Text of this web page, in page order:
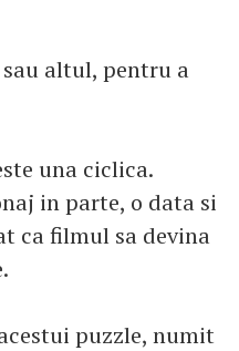
altul, pentru a
una ciclica.
in parte, o data si
ca filmul sa devina
puzzle, numit